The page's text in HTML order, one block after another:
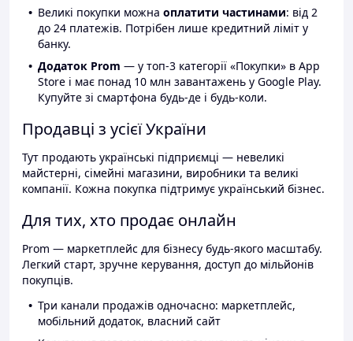
Великі покупки можна оплатити частинами: від 2
до 24 платежів. Потрібен лише кредитний ліміт у
банку.
Додаток Prom — у топ-3 категорії «Покупки» в App
Store і має понад 10 млн завантажень у Google Play.
Купуйте зі смартфона будь-де і будь-коли.
Продавці з усієї України
Тут продають українські підприємці — невеликі
майстерні, сімейні магазини, виробники та великі
компанії. Кожна покупка підтримує український бізнес.
Для тих, хто продає онлайн
Prom — маркетплейс для бізнесу будь-якого масштабу.
Легкий старт, зручне керування, доступ до мільйонів
покупців.
Три канали продажів одночасно: маркетплейс,
мобільний додаток, власний сайт